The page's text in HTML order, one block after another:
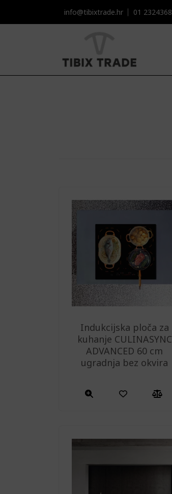
info@tibixtrade.hr 01 2324368
Indukcijska ploča za
kuhanje CULINASYNC
ADVANCED 60 cm
ugradnja bez okvira